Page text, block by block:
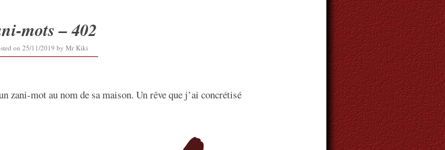
mots – 402
on 25/11/201925/11/2019
by Mr Kiki
zani-mot au nom de sa maison. Un rêve que j’ai concrétisé